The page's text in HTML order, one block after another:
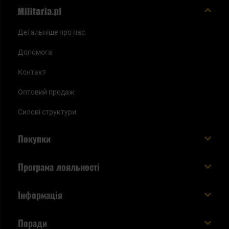
Детальніше про нас
Допомога
Контакт
Оптовий продаж
Силові структури
Покупки
Способи оплати
Статус замовлення
Програма лояльності
Інформація
Поради